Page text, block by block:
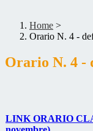
Home >
Orario N. 4 -
Orario N. 4 -
LINK ORARIO